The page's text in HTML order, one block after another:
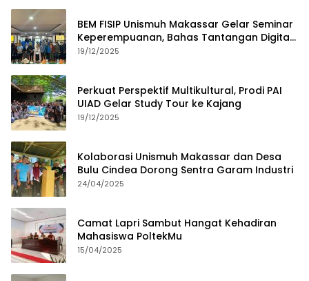
BEM FISIP Unismuh Makassar Gelar Seminar
Keperempuanan, Bahas Tantangan Digital
dan Budaya Lokal
19/12/2025
Perkuat Perspektif Multikultural, Prodi PAI
UIAD Gelar Study Tour ke Kajang
19/12/2025
Kolaborasi Unismuh Makassar dan Desa
Bulu Cindea Dorong Sentra Garam Industri
24/04/2025
Camat Lapri Sambut Hangat Kehadiran
Mahasiswa PoltekMu
15/04/2025